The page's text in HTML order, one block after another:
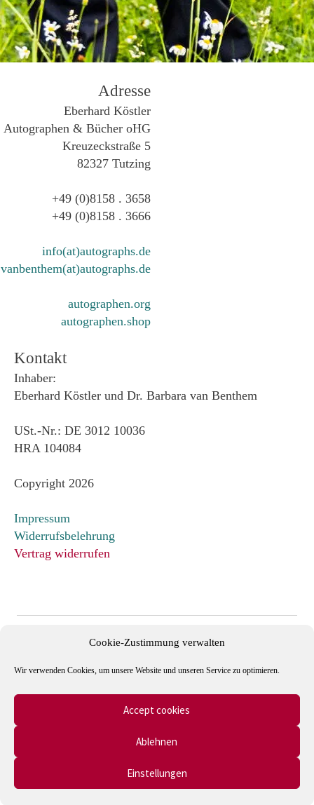
Cookie-Zustimmung verwalten
Wir verwenden Cookies, um unsere Website und unseren Service zu optimieren.
Accept cookies
Ablehnen
Einstellungen
Adresse
Eberhard Köstler
Autographen & Bücher oHG
Kreuzeckstraße 5
82327 Tutzing
+49 (0)8158 . 3658
+49 (0)8158 . 3666
info(at)autographs.de
vanbenthem(at)autographs.de
autographen.org
autographen.shop
Kontakt
Inhaber:
Eberhard Köstler und Dr. Barbara van Benthem
USt.-Nr.: DE 3012 10036
HRA 104084
Copyright 2026
Impressum
Widerrufsbelehrung
Vertrag widerrufen
Mitglied im Verband Deutscher Antiquare e.V. und in der
International League of Antiquarian Booksellers (ILAB).